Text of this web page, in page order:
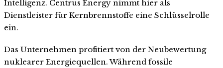
Intelligenz. Centrus Energy nimmt hier als
Dienstleister für Kernbrennstoffe eine Schlüsselrolle
ein.
Das Unternehmen profitiert von der Neubewertung
nuklearer Energiequellen. Während fossile